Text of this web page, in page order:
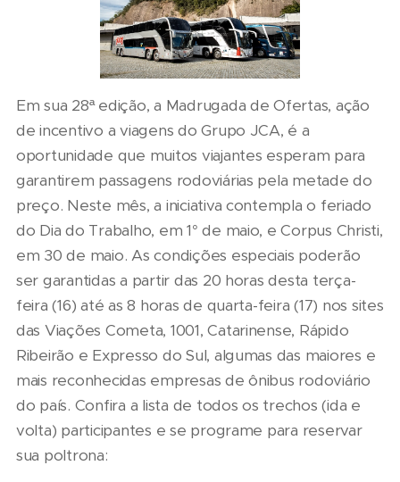
Em sua 28ª edição, a Madrugada de Ofertas, ação
de incentivo a viagens do Grupo JCA, é a
oportunidade que muitos viajantes esperam para
garantirem passagens rodoviárias pela metade do
preço. Neste mês, a iniciativa contempla o feriado
do Dia do Trabalho, em 1° de maio, e Corpus Christi,
em 30 de maio. As condições especiais poderão
ser garantidas a partir das 20 horas desta terça-
feira (16) até as 8 horas de quarta-feira (17) nos sites
das Viações Cometa, 1001, Catarinense, Rápido
Ribeirão e Expresso do Sul, algumas das maiores e
mais reconhecidas empresas de ônibus rodoviário
do país. Confira a lista de todos os trechos (ida e
volta) participantes e se programe para reservar
sua poltrona: